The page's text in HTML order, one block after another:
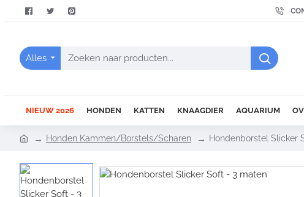
Alles
Zoeken
NIEUW 2026 HONDEN KATTEN KNAAGDIER AQUARIUM
m
e
Honden Kammen/Borstels/Scharen Hondenborstel Slicker